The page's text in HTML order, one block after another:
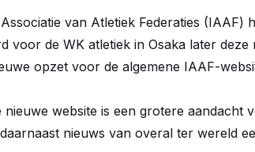
van Atletiek Federaties (IAAF)
voor de WK atletiek in Osaka later
opzet voor de algemene IAAF-
nieuwe website is een grotere aandacht
nieuws van overal ter wereld